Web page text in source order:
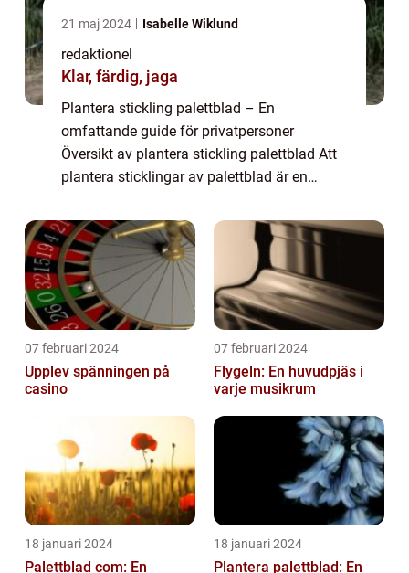
21 maj 2024 Isabelle Wiklund
redaktionel
Klar, färdig, jaga
Plantera stickling palettblad – En
omfattande guide för privatpersoner
Översikt av plantera stickling palettblad Att
plantera sticklingar av palettblad är en
trädgårdsentusiaster. Det är enkelt att göra
och r...
07 februari 2024
Upplev spänningen på
casino
07 februari 2024
Flygeln: En huvudpjäs i
varje musikrum
18 januari 2024
Palettblad com: En
18 januari 2024
Plantera palettblad: En